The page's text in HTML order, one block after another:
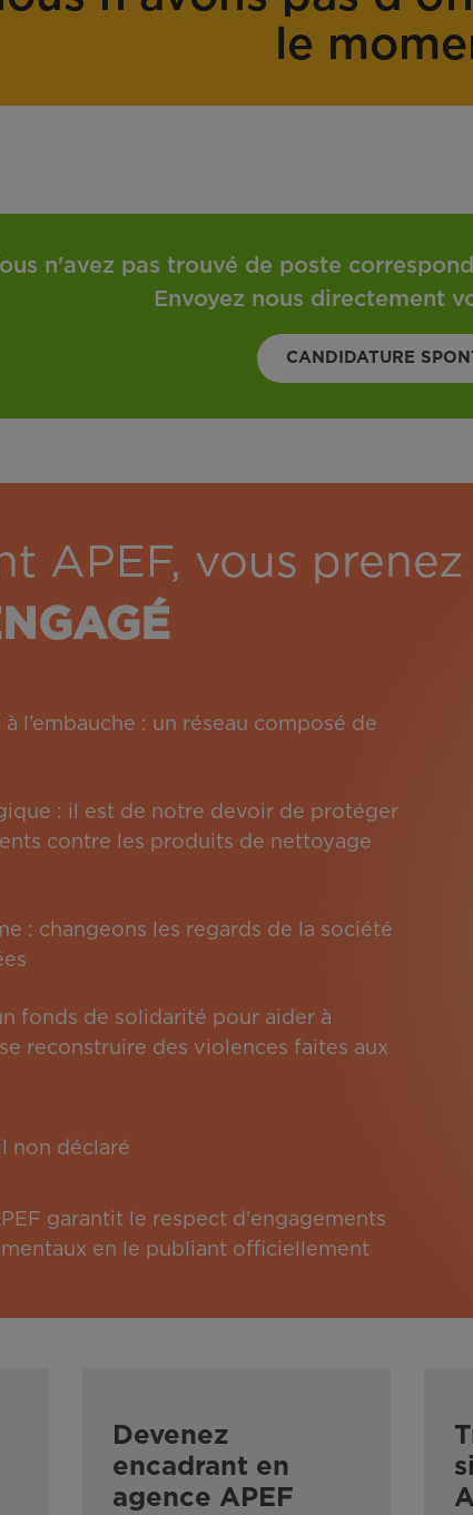
le
n'avez pas trouvé de poste
Envoyez nous directement
CANDIDATURE
APEF, vous
l’embauche : un réseau composé de
: il est de notre devoir de protéger
contre les produits de nettoyage
: changeons les regards de la société
fonds de solidarité pour aider à
reconstruire des violences faites aux
non déclaré
garantit le respect d'engagements
en le publiant officiellement
Devenez
encadrant en
agence APEF